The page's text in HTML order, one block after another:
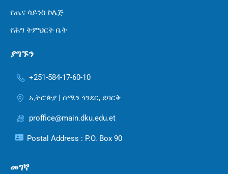
የጤና ሳይንስ ኮሌጅ
የሕግ ትምህርት ቤት
ያግኙን
+251-584-17-60-10
ኢትሮጵያ | ሰሜን ጎንደር, ደባርቅ
proffice@main.dku.edu.et
Postal Address : P.O. Box 90
መገኛ